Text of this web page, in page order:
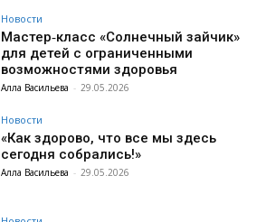
Новости
Мастер‑класс «Солнечный зайчик»
для детей с ограниченными
возможностями здоровья
Алла Васильева - 29.05.2026
Новости
«Как здорово, что все мы здесь
сегодня собрались!»
Алла Васильева - 29.05.2026